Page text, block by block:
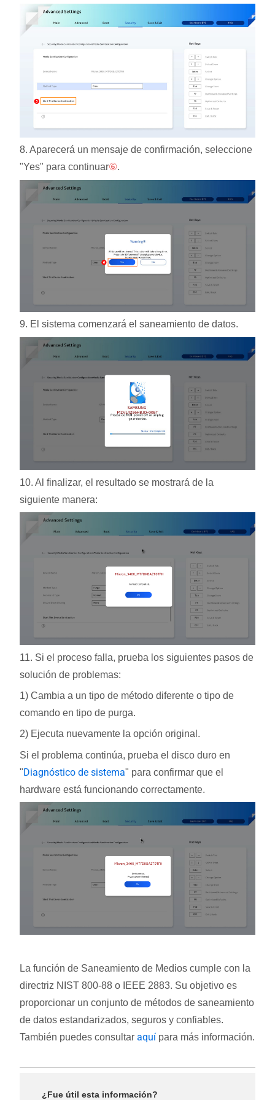
8. Aparecerá un mensaje de confirmación, seleccione
"Yes" para continuar⑥.
9. El sistema comenzará el saneamiento de datos.
10. Al finalizar, el resultado se mostrará de la
siguiente manera:
11. Si el proceso falla, prueba los siguientes pasos de
solución de problemas:
1) Cambia a un tipo de método diferente o tipo de
comando en tipo de purga.
2) Ejecuta nuevamente la opción original.
Si el problema continúa, prueba el disco duro en
"Diagnóstico de sistema" para confirmar que el
hardware está funcionando correctamente.
La función de Saneamiento de Medios cumple con la
directriz NIST 800-88 o IEEE 2883. Su objetivo es
proporcionar un conjunto de métodos de saneamiento
de datos estandarizados, seguros y confiables.
También puedes consultar aquí para más información.
¿Fue útil esta información?